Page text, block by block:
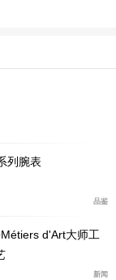
de-Fonds）
的制表大师，形
揣热忱之心的工
措更是卡地亚继
” （Cartier Priz
” 后的延伸，该
持续举办近三十
授予的珠宝商与
远流长历史渊
列腕表
品鉴
d'Art大师工
新闻